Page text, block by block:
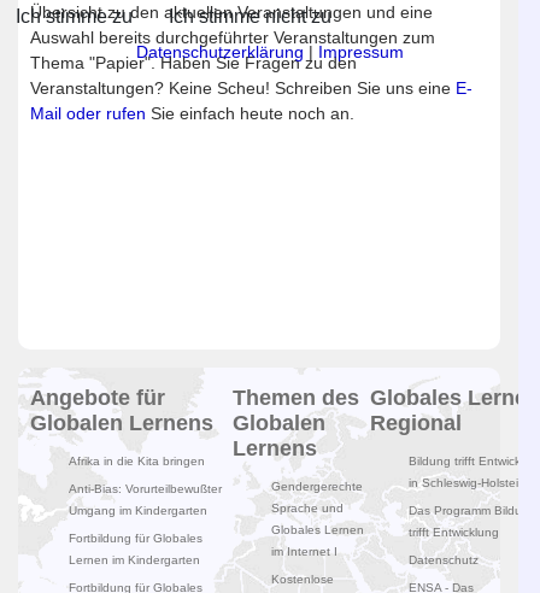
Übersicht zu den aktuellen Veranstaltungen und eine
Auswahl bereits durchgeführter Veranstaltungen zum
Thema "Papier". Haben Sie Fragen zu den
Veranstaltungen? Keine Scheu! Schreiben Sie uns eine E-
Mail oder rufen Sie einfach heute noch an.
Angebote für
Globalen Lernens
Afrika in die Kita bringen
Anti-Bias: Vorurteilbewußter
Umgang im Kindergarten
Fortbildung für Globales
Lernen im Kindergarten
Fortbildung für Globales
Themen des
Globalen
Lernens
Gendergerechte
Sprache und
Globales Lernen
im Internet I
Kostenlose
Globales Lernen
Regional
Bildung trifft
in Schleswig-Holstein
Das Programm Bildung
trifft Entwicklung
Datenschutz
ENSA - Das
Ich stimme zu Ich stimme nicht zu
Datenschutzerklärung | Impressum